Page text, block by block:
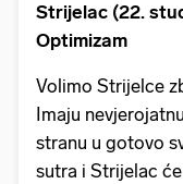
Strijelac (22.
Optimizam
Volimo Strijelce
Imaju
stranu u gotovo
sutra i Strijelac